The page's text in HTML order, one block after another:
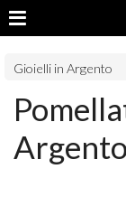
Gioielli in Argento